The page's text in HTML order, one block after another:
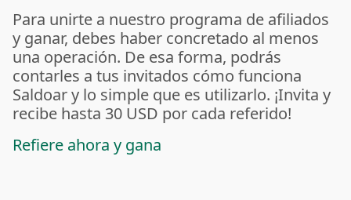
Para unirte a nuestro programa de afiliados
y ganar, debes haber concretado al menos
una operación. De esa forma, podrás
contarles a tus invitados cómo funciona
Saldoar y lo simple que es utilizarlo. ¡Invita y
recibe hasta 30 USD por cada referido!
Refiere ahora y gana